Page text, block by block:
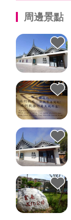
周邊景點